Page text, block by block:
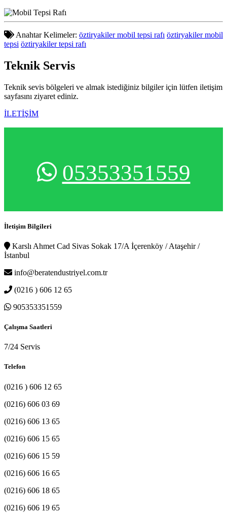
Anahtar Kelimeler: öztiryakiler mobil tepsi rafı öztiryakiler mobil
tepsi öztiryakiler tepsi rafı
Teknik Servis
Teknik sevis bölgeleri ve almak istediğiniz bilgiler için lütfen iletişim
sayfasını ziyaret ediniz.
İLETİŞİM
05353351559
İletişim Bilgileri
Karslı Ahmet Cad Sivas Sokak 17/A İçerenköy / Ataşehir /
İstanbul
info@beratendustriyel.com.tr
(0216 ) 606 12 65
905353351559
Çalışma Saatleri
7/24 Servis
Telefon
(0216 ) 606 12 65
(0216) 606 03 69
(0216) 606 13 65
(0216) 606 15 65
(0216) 606 15 59
(0216) 606 16 65
(0216) 606 18 65
(0216) 606 19 65